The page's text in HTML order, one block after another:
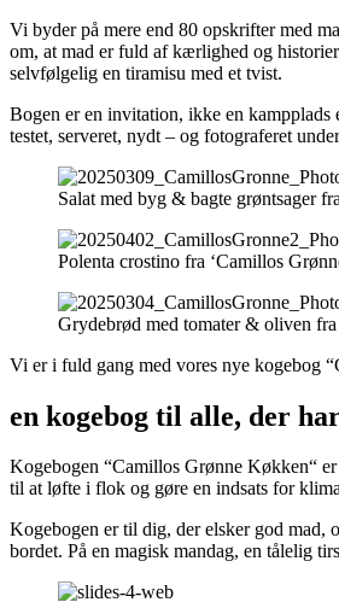
Vi byder på mere end 80 opskrifter med
om, at mad er fuld af kærlighed og
selvfølgelig en tiramisu med et tvist.
Bogen er en invitation, ikke en
testet, serveret, nydt – og fotograferet
Salat med byg & bagte grøntsager
Polenta crostino fra ‘Camillos
Grydebrød med tomater & oliven
Vi er i fuld gang med vores nye kogebog
en kogebog til alle, der
Kogebogen “Camillos Grønne Køkken“
til at løfte i flok og gøre en indsats for
Kogebogen er til dig, der elsker god
bordet. På en magisk mandag, en tålelig